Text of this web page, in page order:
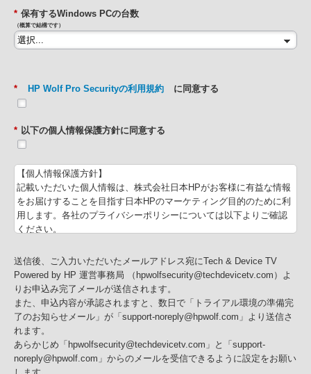
* 保有するWindows PCの台数
（概算で結構です）
* HP Wolf Pro Securityの利用規約 に同意する
* 以下の個人情報保護方針に同意する
【個人情報保護方針】
記載いただいた個人情報は、株式会社日本HPがお客様に有益な情報
をお届けすることを目指す日本HPのマーケティング目的のために利
用します。各社のプライバシーポリシーについては以下よりご確認
ください。
株式会社 日本HP 個人情報保護方針
送信後、ご入力いただいたメールアドレス宛にTech & Device TV
Powered by HP 運営事務局 （hpwolfsecurity@techdevicetv.com）よ
りお申込み完了メールが送信されます。
また、申込内容が承認されますと、数日で「トライアル環境の準備完
了のお知らせメール」が「support-noreply@hpwolf.com」より送信さ
れます。
あらかじめ「hpwolfsecurity@techdevicetv.com」と「support-
noreply@hpwolf.com」からのメールを受信できるように設定をお願い